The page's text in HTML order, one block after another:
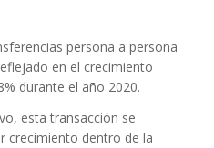
persona a persona
en el crecimiento
durante el año 2020.
esta transacción se
crecimiento dentro de la